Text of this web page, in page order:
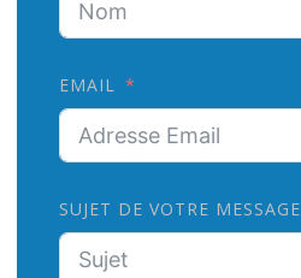
EMAIL
SUJET DE VOTRE MESSAGE